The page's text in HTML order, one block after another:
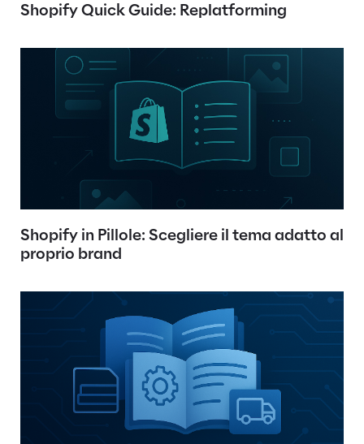
Shopify Quick Guide: Replatforming
Shopify in Pillole: Scegliere il tema adatto al
proprio brand